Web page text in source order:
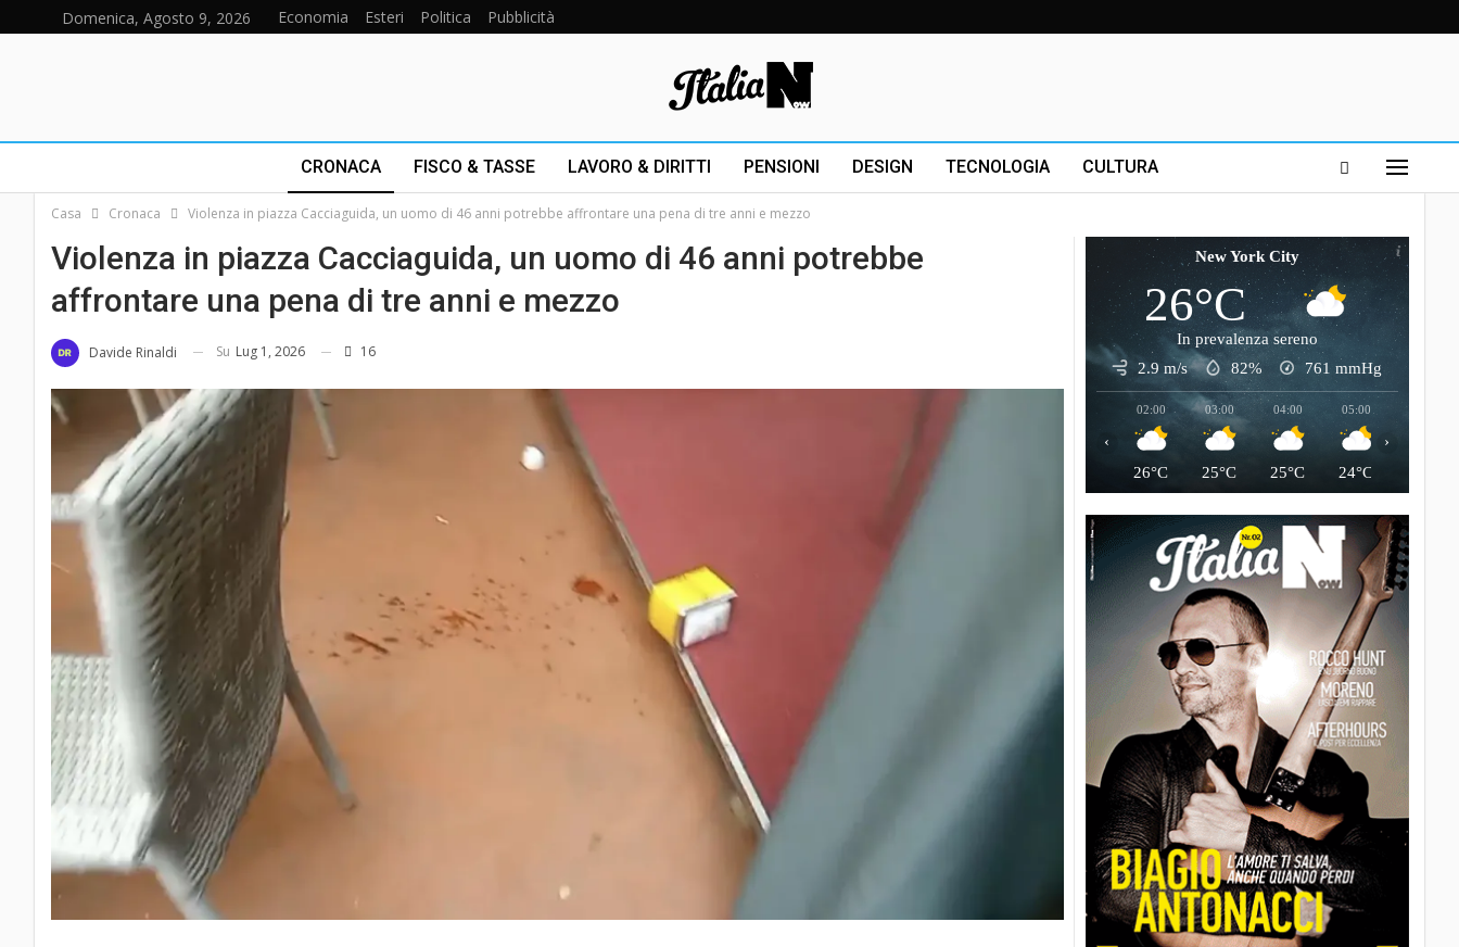
Domenica, Agosto 9, 2026 Economia Esteri Politica Pubblicità
CRONACA FISCO & TASSE LAVORO & DIRITTI PENSIONI DESIGN TECNOLOGIA CULTURA
Casa Cronaca Violenza in piazza Cacciaguida, un uomo di 46 anni potrebbe affrontare una pena di tre anni e mezzo
Violenza in piazza Cacciaguida, un uomo di 46 anni potrebbe
affrontare una pena di tre anni e mezzo
Davide Rinaldi Su Lug 1, 2026 16
New York City
26°C
In prevalenza sereno
2.9 m/s
82% 761 mmHg
02:00
26°C
03:00
25°C
04:00
25°C
05:00
24°C
‹ ›